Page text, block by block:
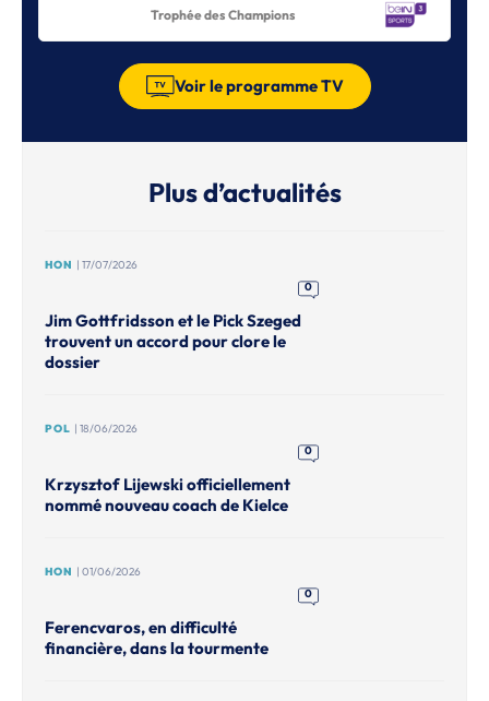
Trophée des Champions
Voir le programme TV
Plus d’actualités
HON | 17/07/2026
0
Jim Gottfridsson et le Pick Szeged
trouvent un accord pour clore le
dossier
POL | 18/06/2026
0
Krzysztof Lijewski officiellement
nommé nouveau coach de Kielce
HON | 01/06/2026
0
Ferencvaros, en difficulté
financière, dans la tourmente